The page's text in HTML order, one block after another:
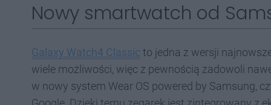
Nowy smartwatch od
Galaxy Watch4 Classicto jedna z wersji
wiele możliwości, więc z pewnością zadowoli
w nowy system Wear OS powered by Samsung,